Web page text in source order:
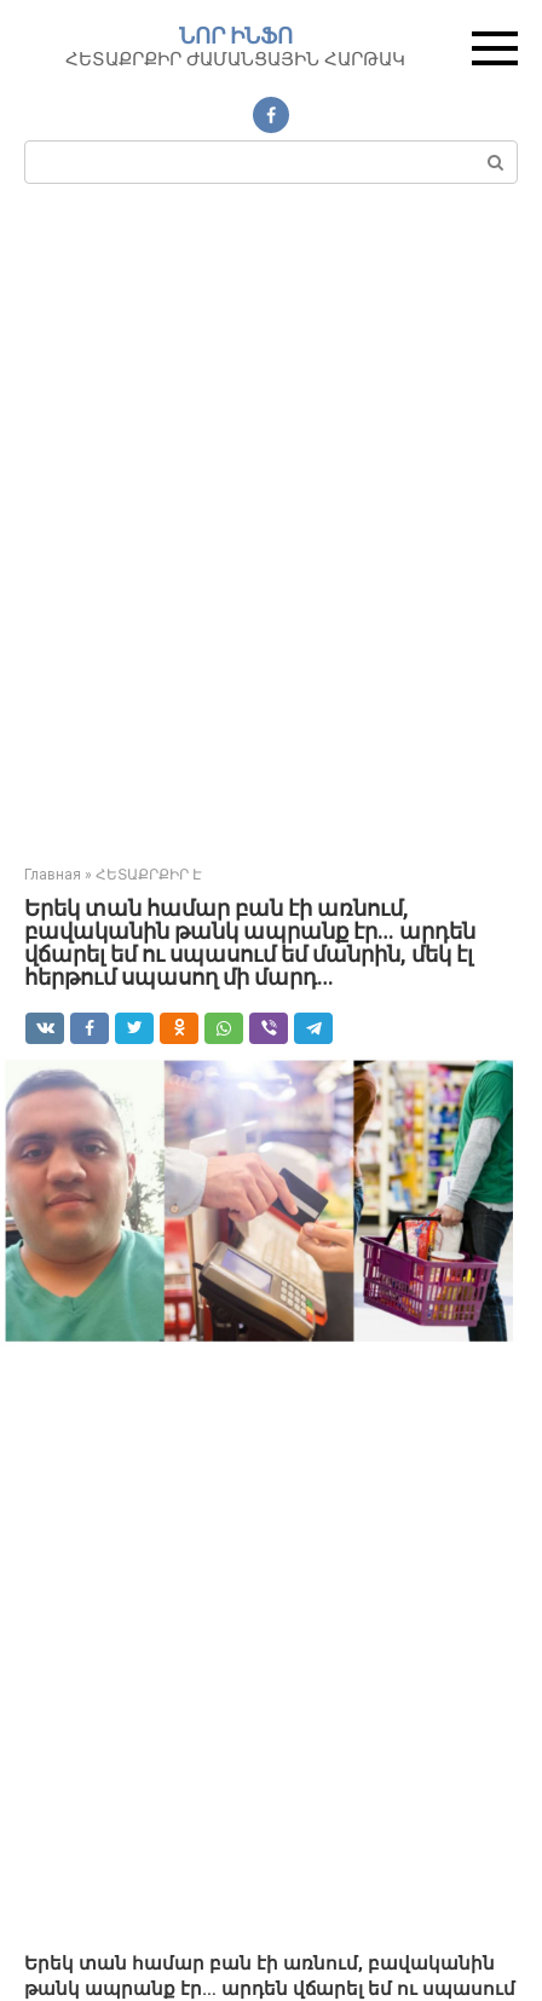
контенту
ՆՈՐ ԻՆՖՈ
ՀԵՏԱՔՐՔԻՐ ԺԱՄԱՆՑԱՅԻՆ ՀԱՐԹԱԿ
Поиск:
Главная » ՀԵՏԱՔՐՔԻՐ Է
Երեկ տան համար բան էի առնում,
բավականին թանկ ապրանք էր… արդեն
վճարել եմ ու սպասում եմ մանրին, մեկ էլ
հերթում սպասող մի մարդ…
Երեկ տան համար բան էի առնում, բավականին
թանկ ապրանք էր… արդեն վճարել եմ ու սպասում